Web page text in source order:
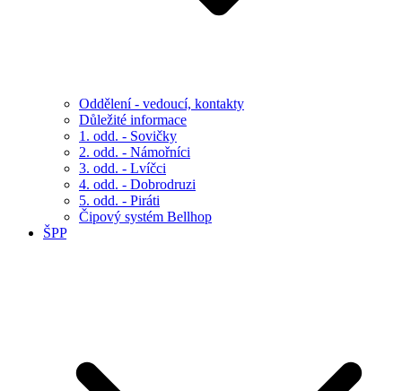
Oddělení - vedoucí, kontakty
Důležité informace
1. odd. - Sovičky
2. odd. - Námořníci
3. odd. - Lvíčci
4. odd. - Dobrodruzi
5. odd. - Piráti
Čipový systém Bellhop
ŠPP